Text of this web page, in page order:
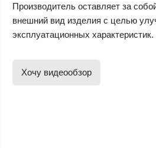
Производитель оставляет за
внешний вид изделия с целью
эксплуатационных характеристик.
Хочу видеообзор